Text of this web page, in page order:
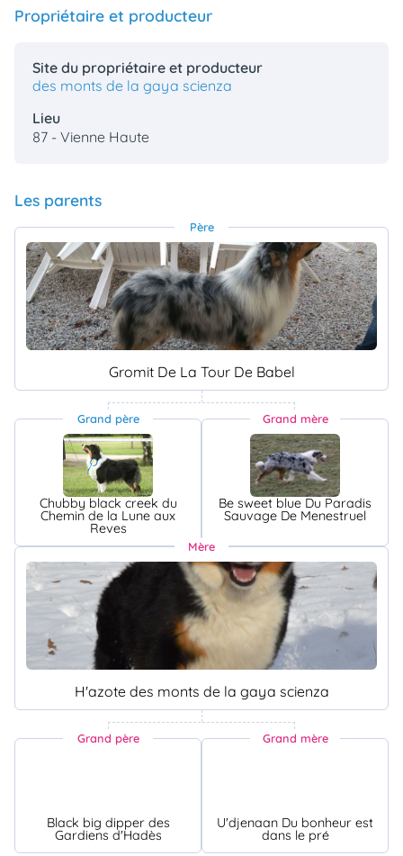
Propriétaire et producteur
Site du propriétaire et producteur
des monts de la gaya scienza
Lieu
87 - Vienne Haute
Les parents
Père
Gromit De La Tour De Babel
Grand père
Chubby black creek du
Chemin de la Lune aux
Reves
Grand mère
Be sweet blue Du Paradis
Sauvage De Menestruel
Mère
H'azote des monts de la gaya scienza
Grand père
Black big dipper des
Gardiens d'Hadès
Grand mère
U'djenaan Du bonheur est
dans le pré